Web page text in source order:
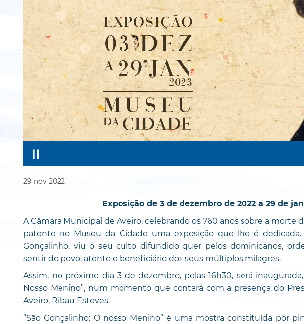
29 nov 2022
Exposição de 3 de dezembro de 2022 a 29 de
A Câmara Municipal de Aveiro, celebrando os 760 anos sobre a morte
patente no Museu da Cidade uma exposição que lhe é
Gonçalinho, viu o seu culto difundido quer pelos dominicanos,
sentir do povo, atento e beneficiário dos seus múltiplos milagres.
Assim, no próximo dia 3 de dezembro, pelas 16h30, será
Nosso Menino”, num momento que contará com a presença do
Aveiro, Ribau Esteves.
“São Gonçalinho: O nosso Menino” é uma mostra constituída por